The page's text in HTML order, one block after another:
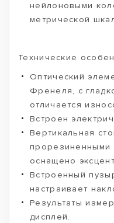
нейлоновыми
метрической
Технические
Оптический
Френеля, с
отличается
Встроен
Вертикальная
прорезиненными
оснащено
Встроенный
настраивает
Результаты
дисплей.